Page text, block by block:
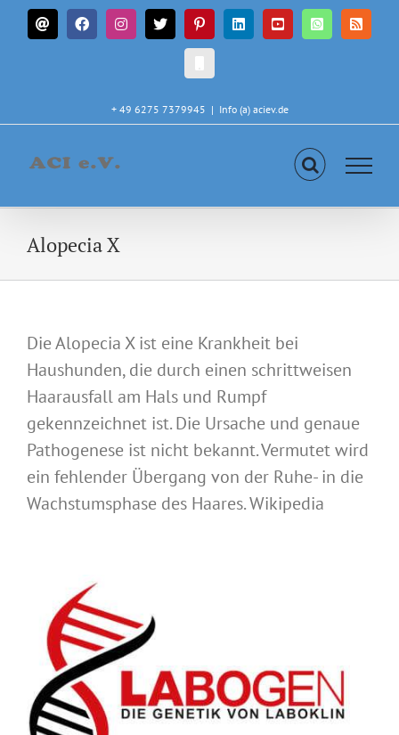
Zum
InhaltE-
Mail
FacebookInstagram
X PinterestLinkedInYouTubeWhatsApp
Rss
IN
+ 49 6275 7379945 | Info (a) aciev.de
Alopecia X
Die Alopecia X ist eine Krankheit bei
Haushunden, die durch einen schrittweisen
Haarausfall am Hals und Rumpf
gekennzeichnet ist. Die Ursache und genaue
Pathogenese ist nicht bekannt. Vermutet wird
ein fehlender Übergang von der Ruhe- in die
Wachstumsphase des Haares. Wikipedia